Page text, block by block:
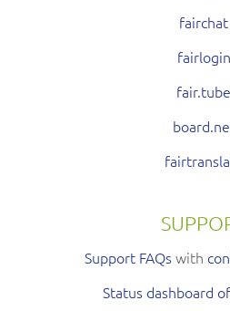
fairchat
fairlogin
fair.tube
Support FAQswith
Status dashboard